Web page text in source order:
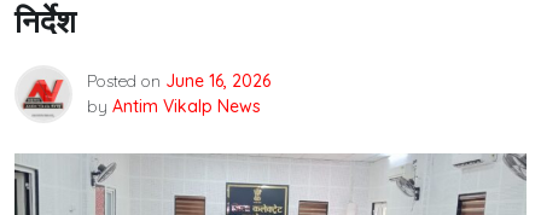
निर्देश
Posted on June 16, 2026
by Antim Vikalp News